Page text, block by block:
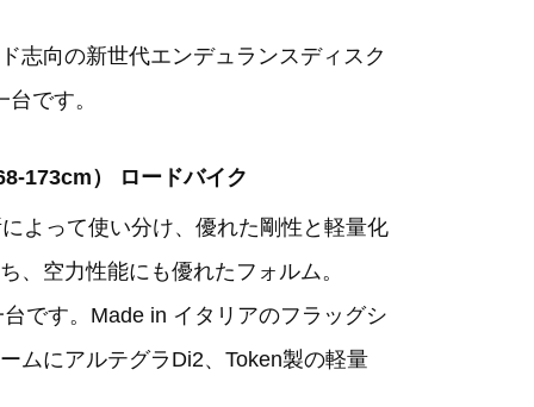
志向の新世代エンデュランスディスク
です。
173cm） ロードバイク
よって使い分け、優れた剛性と軽量化
、空力性能にも優れたフォルム。
です。Made in イタリアのフラッグシ
ムにアルテグラDi2、Token製の軽量